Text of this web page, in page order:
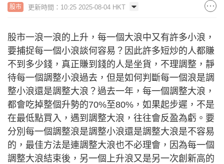
股市 更新時間：10:25 2025-08-04 HKT
股市一浪一浪的上升，每一個大浪中又有許多小浪，
要捕捉每一個小浪談何容易？因此許多短炒的人都賺
不到多少錢，真正賺到錢的人是坐貨，不理調整，靜
待每一個調整小浪過去，但是如何判斷每一個浪是調
整小浪還是調整大浪？過去一年，每一個調整大浪，
都會吃掉整個升勢的70%至80%，如果起步遲，不是
在最低點買入，遇到調整大浪，往往會反盈為虧。要
分別每一個調整浪是調整小浪還是調整大浪是不容易
的，最佳方法是連調整大浪也不必理會，因為每一個
調整大浪結束後，另一個上升浪又是另一次創新高的